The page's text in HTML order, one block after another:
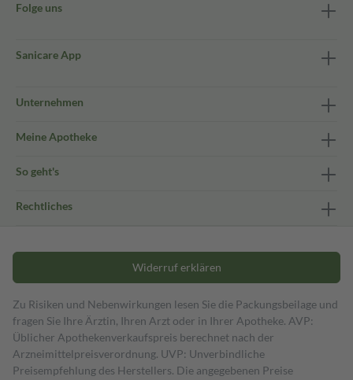
Folge uns
Sanicare App
Unternehmen
Meine Apotheke
So geht's
Rechtliches
Widerruf erklären
Zu Risiken und Nebenwirkungen lesen Sie die Packungsbeilage und
fragen Sie Ihre Ärztin, Ihren Arzt oder in Ihrer Apotheke. AVP:
Üblicher Apothekenverkaufspreis berechnet nach der
Arzneimittelpreisverordnung. UVP: Unverbindliche
Preisempfehlung des Herstellers. Die angegebenen Preise